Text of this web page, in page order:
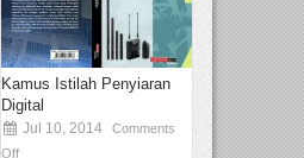
Kamus Istilah Penyiaran
Digital
Jul 10, 2014
Comments
Off